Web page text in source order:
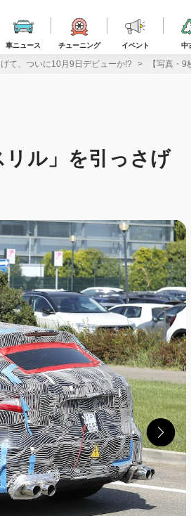
車ニュース チューニング イベント 中
て、ついに10月9日デビューか!? 【写真・
ル」を引っさげ